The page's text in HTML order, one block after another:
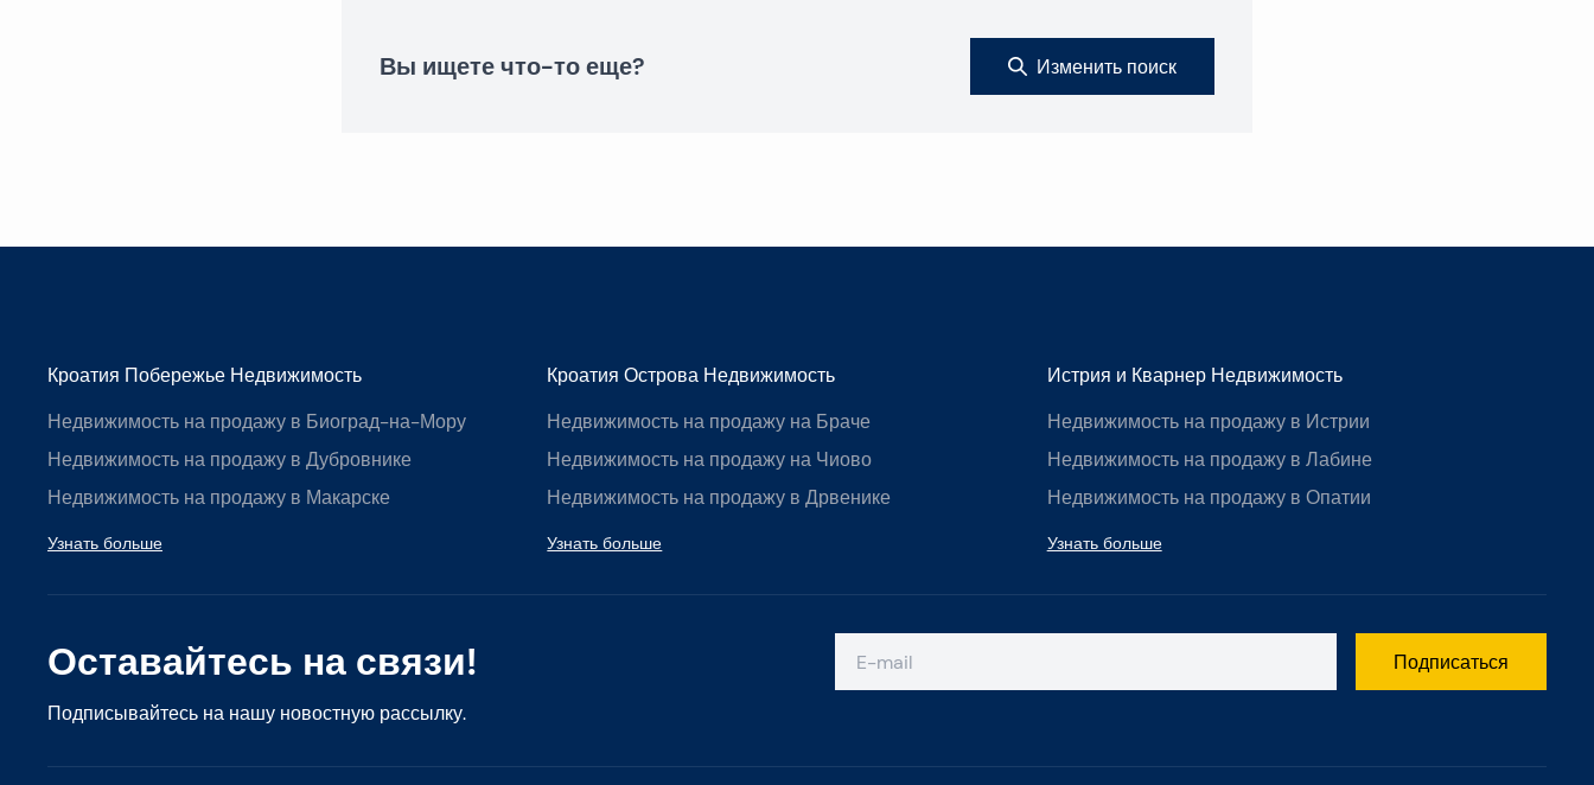
Вы ищете что-то еще? Изменить поиск
Оставайтесь на связи!
Подписывайтесь на нашу новостную рассылку.
Подписаться
Кроатия Побережье Недвижимость
Недвижимость на продажу в Биоград-на-Мору
Недвижимость на продажу в Дубровнике
Недвижимость на продажу в Макарске
Узнать больше
Кроатия Острова Недвижимость
Недвижимость на продажу на Браче
Недвижимость на продажу на Чиово
Недвижимость на продажу в Дрвенике
Узнать больше
Истрия и Кварнер Недвижимость
Недвижимость на продажу в Истрии
Недвижимость на продажу в Лабине
Недвижимость на продажу в Опатии
Узнать больше